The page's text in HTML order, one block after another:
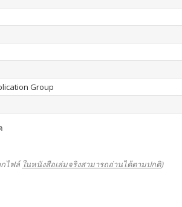
Group
กไฟล์ ในหนังสือเล่มจริงสามารถอ่านได้ตามปกติ)